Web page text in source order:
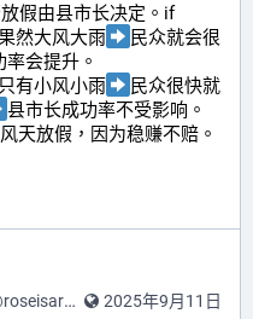
假由县市长决定。if
然大风大雨
民众就会很
会提升。
有小风小雨
民众很快就
县市长成功率不受影响。
天放假，因为稳赚不赔。
2025年9月11日
roseisaroseisarose@wxw.moe